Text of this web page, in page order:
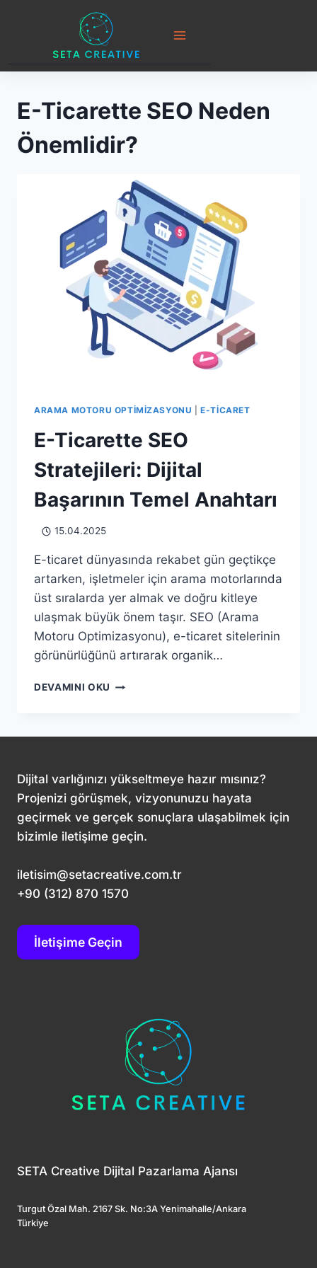
E-Ticarette SEO Neden
Önemlidir?
ARAMA MOTORU OPTIMIZASYONU |E-TICARET
E-Ticarette SEO
Stratejileri: Dijital
Başarının Temel Anahtarı
15.04.2025
E-ticaret dünyasında rekabet gün geçtikçe
artarken, işletmeler için arama motorlarında
üst sıralarda yer almak ve doğru kitleye
ulaşmak büyük önem taşır. SEO (Arama
Motoru Optimizasyonu), e-ticaret sitelerinin
görünürlüğünü artırarak organik…
DEVAMINI OKU E-
TEMEL
ANAHTARI
Dijital varlığınızı yükseltmeye hazır mısınız?
Projenizi görüşmek, vizyonunuzu hayata
geçirmek ve gerçek sonuçlara ulaşabilmek için
bizimle iletişime geçin.
iletisim@setacreative.com.tr
+90 (312) 870 1570
İletişime Geçin
SETA Creative Dijital Pazarlama Ajansı
Turgut Özal Mah. 2167 Sk. No:3A Yenimahalle/Ankara
Türkiye